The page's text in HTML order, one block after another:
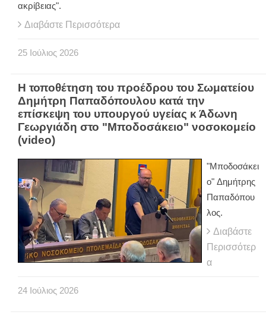
ακρίβειας".
Διαβάστε Περισσότερα
25 Ιούλιος 2026
Η τοποθέτηση του προέδρου του Σωματείου
Δημήτρη Παπαδόπουλου κατά την
επίσκεψη του υπουργού υγείας κ Άδωνη
Γεωργιάδη στο "Μποδοσάκειο" νοσοκομείο
(video)
"Μποδοσάκει
ο" Δημήτρης
Παπαδόπου
λος.
Διαβάστε
Περισσότερ
α
24 Ιούλιος 2026